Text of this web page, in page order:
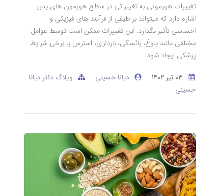
تغییرات هورمونی به تغییراتی در سطح هورمون‌ های بدن
اشاره دارد که میتواند بر طیفی از فرآیند های فیزیکی و
احساسی تأثیر بگذارد. این تغییرات ممکن است توسط عوامل
مختلفی مانند بلوغ، یائسگی، بارداری، استرس یا برخی شرایط
پزشکی ایجاد شود.
دیانا حسینی
وبلاگ دکتر دیانا
حسینی